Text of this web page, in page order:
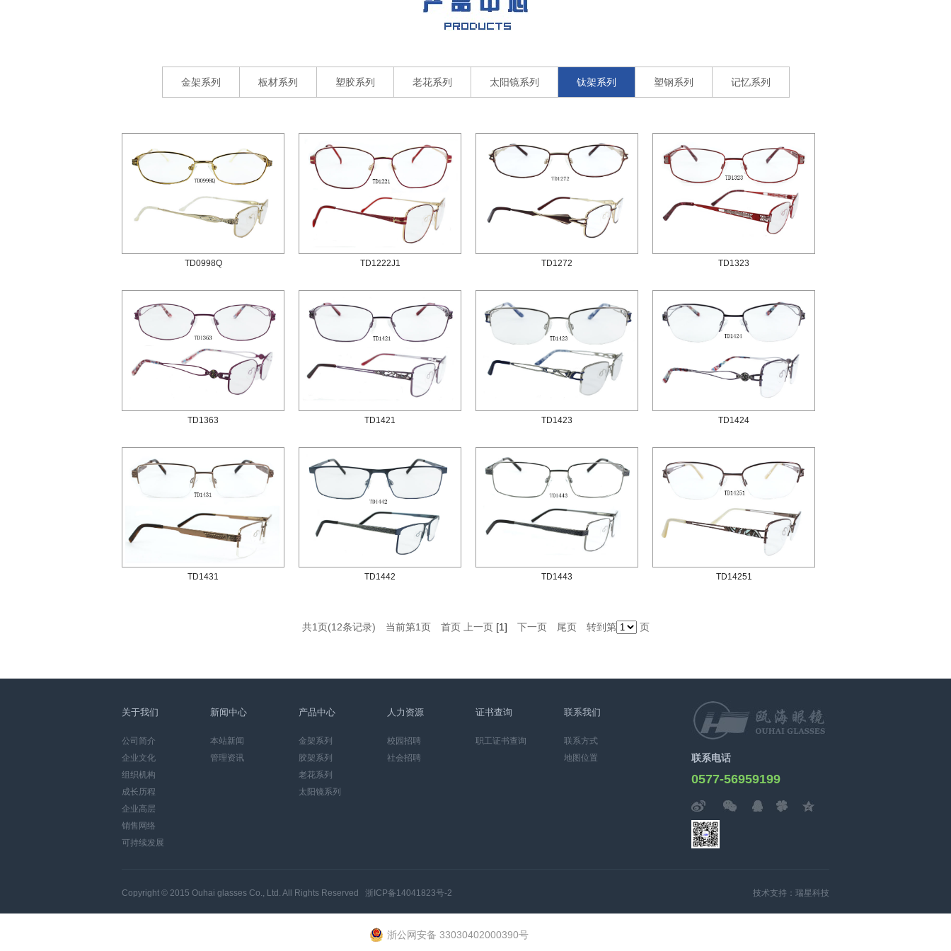
金架系列 板材系列 塑胶系列 老花系列 太阳镜系列 钛架系列 塑钢系列 记忆系列
TD0998Q TD1222J1 TD1272 TD1323
TD1363 TD1421 TD1423 TD1424
TD1431 TD1442 TD1443 TD14251
共1页(12条记录) 当前第1页 首页 上一页 [1] 下一页 尾页转到第 页
关于我们
公司简介
企业文化
组织机构
成长历程
企业高层
销售网络
可持续发展
新闻中心
本站新闻
管理资讯
产品中心
金架系列
胶架系列
老花系列
太阳镜系列
人力资源
校园招聘
社会招聘
证书查询
职工证书查询
联系我们
联系方式
地图位置
联系电话
0577-56959199
Copyright © 2015 Ouhai glasses Co., Ltd. All Rights Reserved 浙ICP备14041823号-2 技术支持：瑞星科技
浙公网安备 33030402000390号